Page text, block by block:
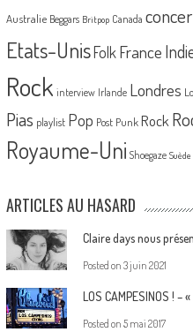
Australie Beggars Britpop Canada
Etats-UnisFolk France
Rock interview Irlande Londres
Pias playlist Pop Post Punk Rock
Royaume-Uni Shoegaze Suède
ARTICLES AU HASARD
Claire days nous
Posted on 3 juin 2021
LOS CAMPESINOS ! –
Posted on 5 mai 2017